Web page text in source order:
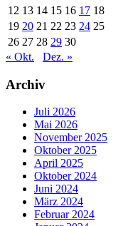
12 13 14 15 16 17 18
19 20 21 22 23 24 25
26 27 28 29 30
« Okt.
Dez. »
Archiv
Juli 2026
Mai 2026
November 2025
Oktober 2025
April 2025
Oktober 2024
Juni 2024
März 2024
Februar 2024